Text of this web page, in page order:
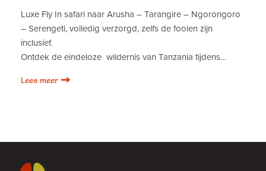
Luxe Fly In safari naar Arusha – Tarangire – Ngorongoro
– Serengeti, volledig verzorgd, zelfs de fooien zijn
inclusief.
Ontdek de eindeloze wildernis van Tanzania tijdens…
Lees meer